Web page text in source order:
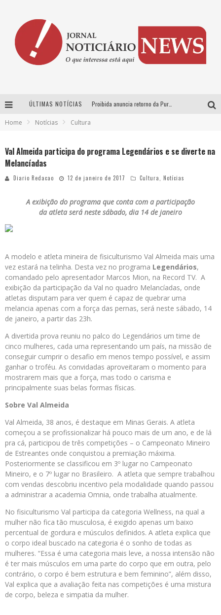
ÚLTIMAS NOTÍCIAS Proibida anuncia retorno da Puro Malte Extra e consolida trajetória de democratização cervejeira no Brasil
Home Notícias Cultura
Val Almeida participa do programa Legendários e se diverte na
Melancíadas
Diario Redacao 12 de janeiro de 2017 Cultura Notícias
A exibição do programa que conta com a participação
da atleta será neste sábado, dia 14 de janeiro
A modelo e atleta mineira de fisiculturismo Val Almeida mais uma
vez estará na telinha. Desta vez no programa Legendários,
comandado pelo apresentador Marcos Mion, na Record TV. A
exibição da participação da Val no quadro Melancíadas, onde
atletas disputam para ver quem é capaz de quebrar uma
melancia apenas com a força das pernas, será neste sábado, 14
de janeiro, a partir das 23h.
A divertida prova reuniu no palco do Legendários um time de
cinco mulheres, cada uma representando um país, na missão de
conseguir cumprir o desafio em menos tempo possível, e assim
ganhar o troféu. As convidadas aproveitaram o momento para
mostrarem mais que a força, mas todo o carisma e
principalmente suas belas formas físicas.
Sobre Val Almeida
Val Almeida, 38 anos, é destaque em Minas Gerais. A atleta
começou a se profissionalizar há pouco mais de um ano, e de lá
pra cá, participou de três competições – o Campeonato Mineiro
de Estreantes onde conquistou a premiação máxima.
Posteriormente se classificou em 3º lugar no Campeonato
Mineiro, e o 7º lugar no Brasileiro. A atleta que sempre trabalhou
com vendas descobriu incentivo pela modalidade quando passou
a administrar a academia Omnia, onde trabalha atualmente.
No fisiculturismo Val participa da categoria Wellness, na qual a
mulher não fica tão musculosa, é exigido apenas um baixo
percentual de gordura e músculos definidos. A atleta explica que
o corpo ideal buscado na categoria é o sonho de todas as
mulheres. “Essa é uma categoria mais leve, a nossa intensão não
é ter mais músculos em uma parte do corpo que em outra, pelo
contrário, o corpo é bem estrutura e bem feminino”, além disso,
Val explica que a avaliação feita nas competições é uma mistura
de corpo, beleza e simpatia da mulher.